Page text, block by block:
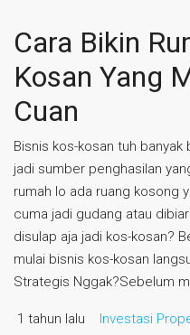
Cara Bikin
Kosan Yang
Cuan
Bisnis kos-kosan tuh
jadi sumber penghasilan
rumah lo ada ruang kosong
cuma jadi gudang atau
disulap aja jadi kos-kosan?
mulai bisnis kos-kosan
Strategis Nggak?Sebelum
1 tahun lalu Investasi